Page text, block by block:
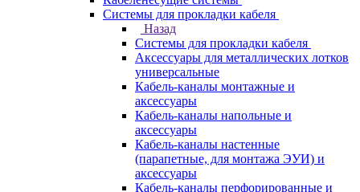
Системы для прокладки кабеля
Назад
Системы для прокладки кабеля
Аксессуары для металлических лотков
универсальные
Кабель-каналы монтажные и
аксессуары
Кабель-каналы напольные и
аксессуары
Кабель-каналы настенные
(парапетные, для монтажа ЭУИ) и
аксессуары
Кабель-каналы перфорированные и